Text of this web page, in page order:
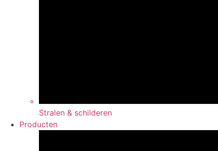
Stralen & schilderen
Producten